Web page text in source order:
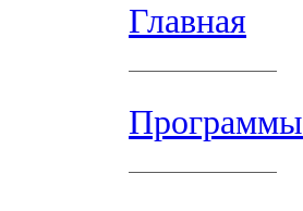
Главная
Программы